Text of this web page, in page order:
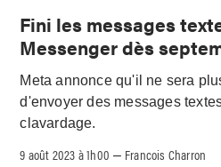
Fini les messages
Messenger dès
Meta annonce qu'il ne sera
d'envoyer des messages
clavardage.
9 août 2023 à 1h00 – Francois Charron